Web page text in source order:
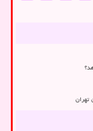
تهران